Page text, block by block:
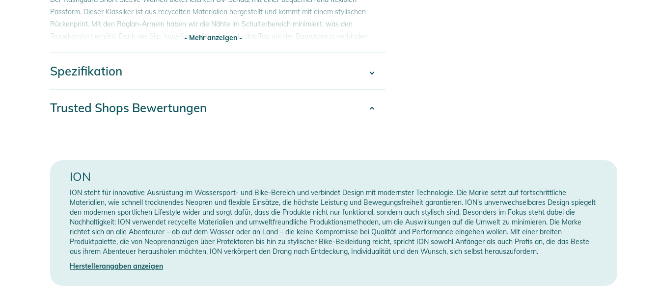
Passform. Dieser Klassiker ist aus recycelten Materialien hergestellt und kommt mit einem stylischen
Rückenprint. Mit den Raglan-Ärmeln haben wir die Nähte im Schulterbereich minimiert, was den
Tragekomfort erhöht. Dank der Slip_loop-Schlaufe, mit der du das Top mit der Boardshorts verbinden
Material:
Produktinformationen und Sicherheitshinweise
- Mehr anzeigen -
Spezifikation
Erscheinungsjahr
Manufacturer Information Herstellerangaben anzeigen
Trusted Shops Bewertungen
ION
ION steht für innovative Ausrüstung im Wassersport- und Bike-Bereich und verbindet Design mit modernster Technologie. Die Marke setzt auf fortschrittliche
Materialien, wie schnell trocknendes Neopren und flexible Einsätze, die höchste Leistung und Bewegungsfreiheit garantieren. ION's unverwechselbares Design spiegelt
den modernen sportlichen Lifestyle wider und sorgt dafür, dass die Produkte nicht nur funktional, sondern auch stylisch sind. Besonders im Fokus steht dabei die
Nachhaltigkeit: ION verwendet recycelte Materialien und umweltfreundliche Produktionsmethoden, um die Auswirkungen auf die Umwelt zu minimieren. Die Marke
richtet sich an alle Abenteurer – ob auf dem Wasser oder an Land – die keine Kompromisse bei Qualität und Performance eingehen wollen. Mit einer breiten
Produktpalette, die von Neoprenanzügen über Protektoren bis hin zu stylischer Bike-Bekleidung reicht, spricht ION sowohl Anfänger als auch Profis an, die das Beste
aus ihrem Abenteuer herausholen möchten. ION verkörpert den Drang nach Entdeckung, Individualität und den Wunsch, sich selbst herauszufordern.
Herstellerangaben anzeigen